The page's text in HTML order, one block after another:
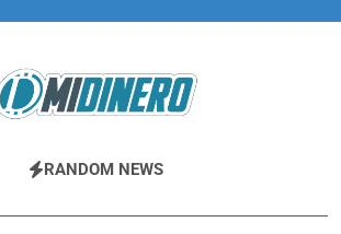
Midinero.co
Fintech, Criptomonedas
RANDOM NEWS